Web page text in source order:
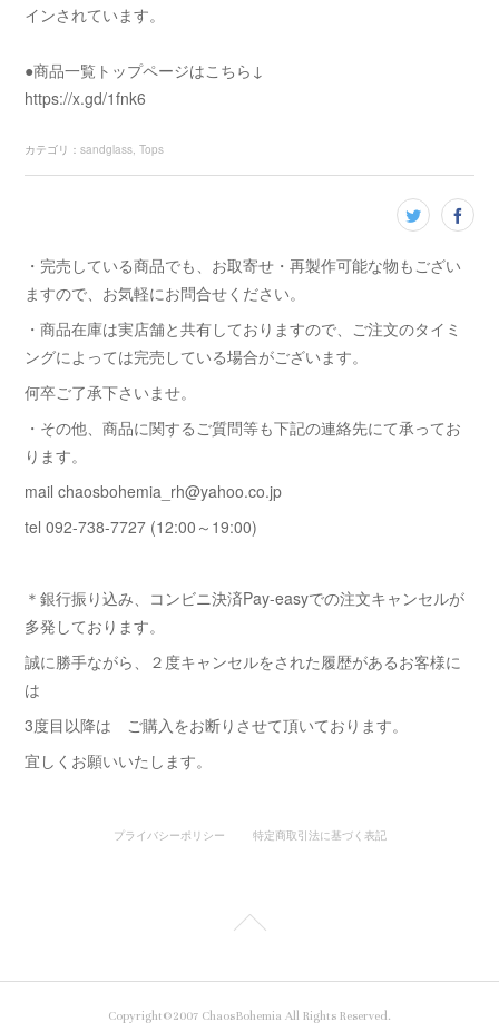
インされています。
●商品一覧トップページはこちら↓
https://x.gd/1fnk6
カテゴリ ：sandglass Tops
・完売している商品でも、お取寄せ・再製作可能な物もござい
ますので、お気軽にお問合せください。
・商品在庫は実店舗と共有しておりますので、ご注文のタイミ
ングによっては完売している場合がございます。
何卒ご了承下さいませ。
・その他、商品に関するご質問等も下記の連絡先にて承ってお
ります。
mail chaosbohemia_rh@yahoo.co.jp
tel 092-738-7727 (12:00～19:00)
＊銀行振り込み、コンビニ決済Pay-easyでの注文キャンセルが
多発しております。
誠に勝手ながら、２度キャンセルをされた履歴があるお客様に
は
3度目以降は ご購入をお断りさせて頂いております。
宜しくお願いいたします。
プライバシーポリシー 特定商取引法に基づく表記
Copyright©2007 ChaosBohemia All Rights Reserved.